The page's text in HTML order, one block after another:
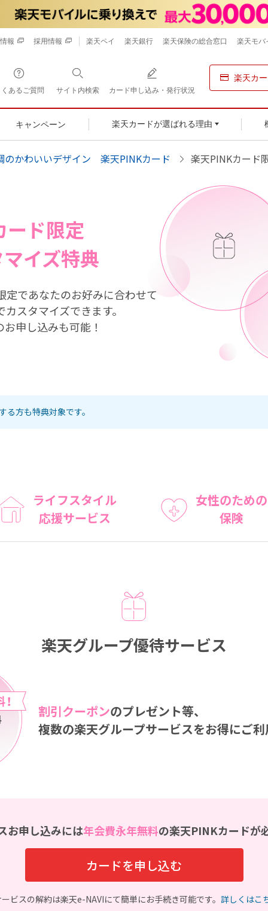
報 採用情報 楽天ペイ 楽天銀行 楽天保険の総合窓口 楽天モバ
あるご質問 サイト内検索 カード申し込み・発行状況
楽天カ
キャンペーン 楽天カードが選ばれる理由
のかわいいデザイン 楽天PINKカード 楽天PINKカード
ド限定
イズ特典
であなたのお好みに合わせて
スタマイズできます。
申し込みも可能！
方も特典対象です。
ライフスタイル
応援サービス
女性のための
保険
楽天グループ優待サービス
割引クーポンのプレゼント等、
複数の楽天グループサービスをお得にご利
お申し込みには年会費永年無料の楽天PINKカードが
カードを申し込む
ビスの解約は楽天e-NAVIにて簡単にお手続き可能です。 詳しくはこ